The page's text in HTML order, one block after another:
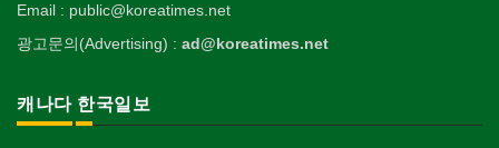
Email : public@koreatimes.net
광고문의(Advertising) : ad@koreatimes.net
캐나다 한국일보